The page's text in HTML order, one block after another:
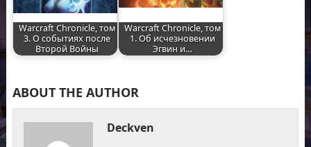
Warcraft Chronicle, том
3. О событиях после
Второй Войны
Warcraft Chronicle, том
1. Об исчезновении
Эгвин и…
ABOUT THE AUTHOR
Deckven